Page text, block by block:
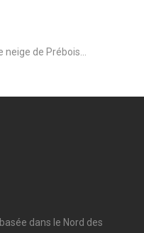
de Prébois...
dans le Nord des